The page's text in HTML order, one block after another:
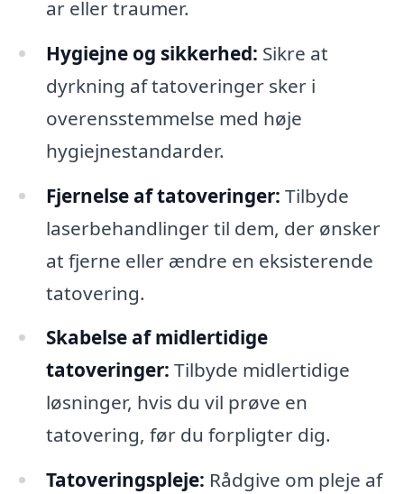
ar eller traumer.
Hygiejne og sikkerhed: Sikre at
dyrkning af tatoveringer sker i
overensstemmelse med høje
hygiejnestandarder.
Fjernelse af tatoveringer: Tilbyde
laserbehandlinger til dem, der ønsker
at fjerne eller ændre en eksisterende
tatovering.
Skabelse af midlertidige
tatoveringer: Tilbyde midlertidige
løsninger, hvis du vil prøve en
tatovering, før du forpligter dig.
Tatoveringspleje: Rådgive om pleje af